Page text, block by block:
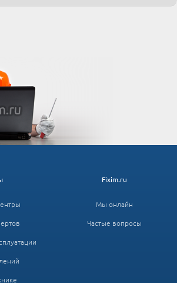
Fixim.ru
Мы онлайн
Частые вопросы